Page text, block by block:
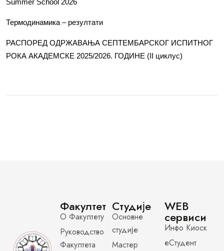
Summer School 2026
Термодинамика – резултати
РАСПОРЕД ОДРЖАВАЊА СЕПТЕМБАРСКОГ ИСПИТНОГ
РОКА АКАДЕМСКЕ 2025/2026. ГОДИНЕ (II циклус)
Факултет
О Факултету
Руководство
Факултета
Студије
Основне
студије
Мастер
WEB
сервиси
Инфо Киоск
еСтудент